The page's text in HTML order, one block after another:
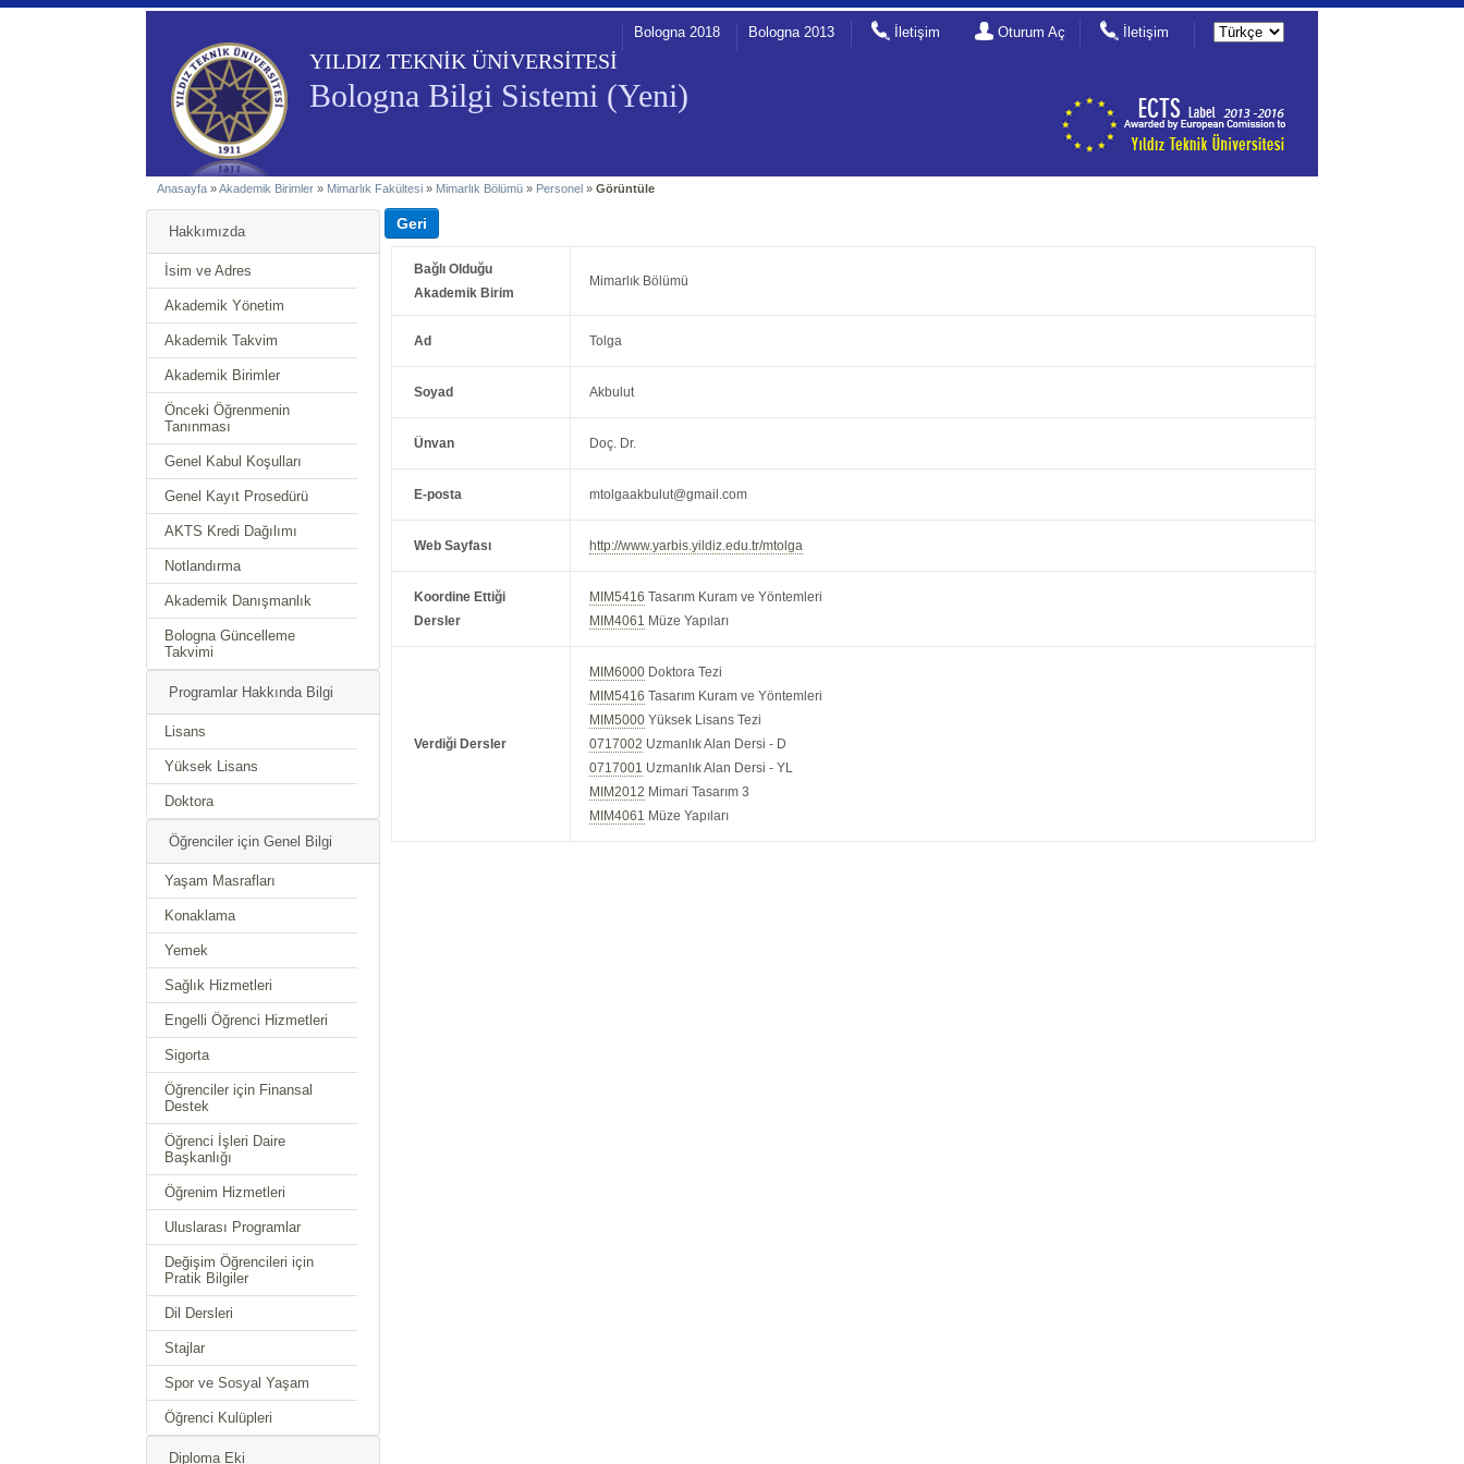
YILDIZ TEKNİK ÜNİVERSİTESİ
Bologna Bilgi Sistemi (Yeni)
Bologna 2018 Bologna 2013 İletişim Oturum Aç İletişim
Anasayfa »Akademik Birimler » Mimarlık Fakültesi » Mimarlık Bölümü » Personel »Görüntüle
Hakkımızda
İsim ve Adres
Akademik Yönetim
Akademik Takvim
Akademik Birimler
Önceki Öğrenmenin
Tanınması
Genel Kabul Koşulları
Genel Kayıt Prosedürü
AKTS Kredi Dağılımı
Notlandırma
Akademik Danışmanlık
Bologna Güncelleme
Takvimi
Programlar Hakkında Bilgi
Lisans
Yüksek Lisans
Doktora
Öğrenciler için Genel Bilgi
Yaşam Masrafları
Konaklama
Yemek
Sağlık Hizmetleri
Engelli Öğrenci Hizmetleri
Sigorta
Öğrenciler için Finansal
Destek
Öğrenci İşleri Daire
Başkanlığı
Öğrenim Hizmetleri
Uluslarası Programlar
Değişim Öğrencileri için
Pratik Bilgiler
Dil Dersleri
Stajlar
Spor ve Sosyal Yaşam
Öğrenci Kulüpleri
Diploma Eki
Bağlı Olduğu
Akademik Birim
Mimarlık Bölümü
Ad Tolga
Soyad Akbulut
Ünvan Doç. Dr.
E-posta mtolgaakbulut@gmail.com
Web Sayfası http://www.yarbis.yildiz.edu.tr/mtolga
Koordine Ettiği
Dersler
MIM5416 Tasarım Kuram ve Yöntemleri
MIM4061 Müze Yapıları
Verdiği Dersler
MIM6000 Doktora Tezi
MIM5416 Tasarım Kuram ve Yöntemleri
MIM5000 Yüksek Lisans Tezi
0717002 Uzmanlık Alan Dersi - D
0717001 Uzmanlık Alan Dersi - YL
MIM2012 Mimari Tasarım 3
MIM4061 Müze Yapıları